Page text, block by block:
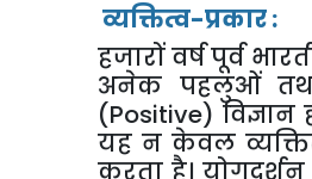
व्यक्तित्व-प्रकार:
हजारों वर्ष पूर्व
अनेक पहलुओं
(Positive) विज्ञान
यह न केवल
करता है। योगदर्शन